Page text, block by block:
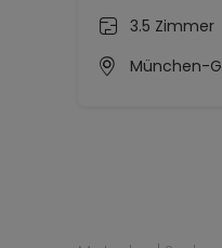
3.5 Zimmer
München-